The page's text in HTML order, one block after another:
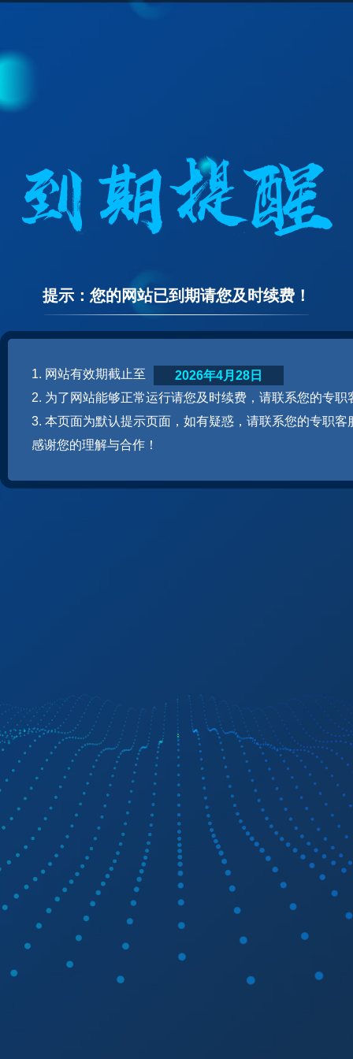
提示：您的网站已到期请您及时续费！
1. 网站有效期截止至
2. 为了网站能够正常运行请您及时续费，请联系您的专职
3. 本页面为默认提示页面，如有疑惑，请联系您的专职客
感谢您的理解与合作！
2026年4月28日